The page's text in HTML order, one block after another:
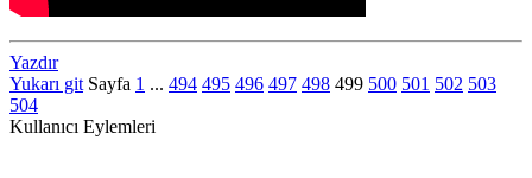
Yazdır
Yukarı git Sayfa 1 ... 494 495 496 497 498 499 500 501 502 503
504
Kullanıcı Eylemleri